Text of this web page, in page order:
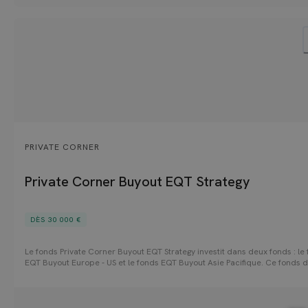
PRIVATE CORNER
Private Corner Buyout EQT Strategy
DÈS 30 000 €
Le fonds Private Corner Buyout EQT Strategy investit dans deux fonds : le
EQT Buyout Europe - US et le fonds EQT Buyout Asie Pacifique. Ce fonds